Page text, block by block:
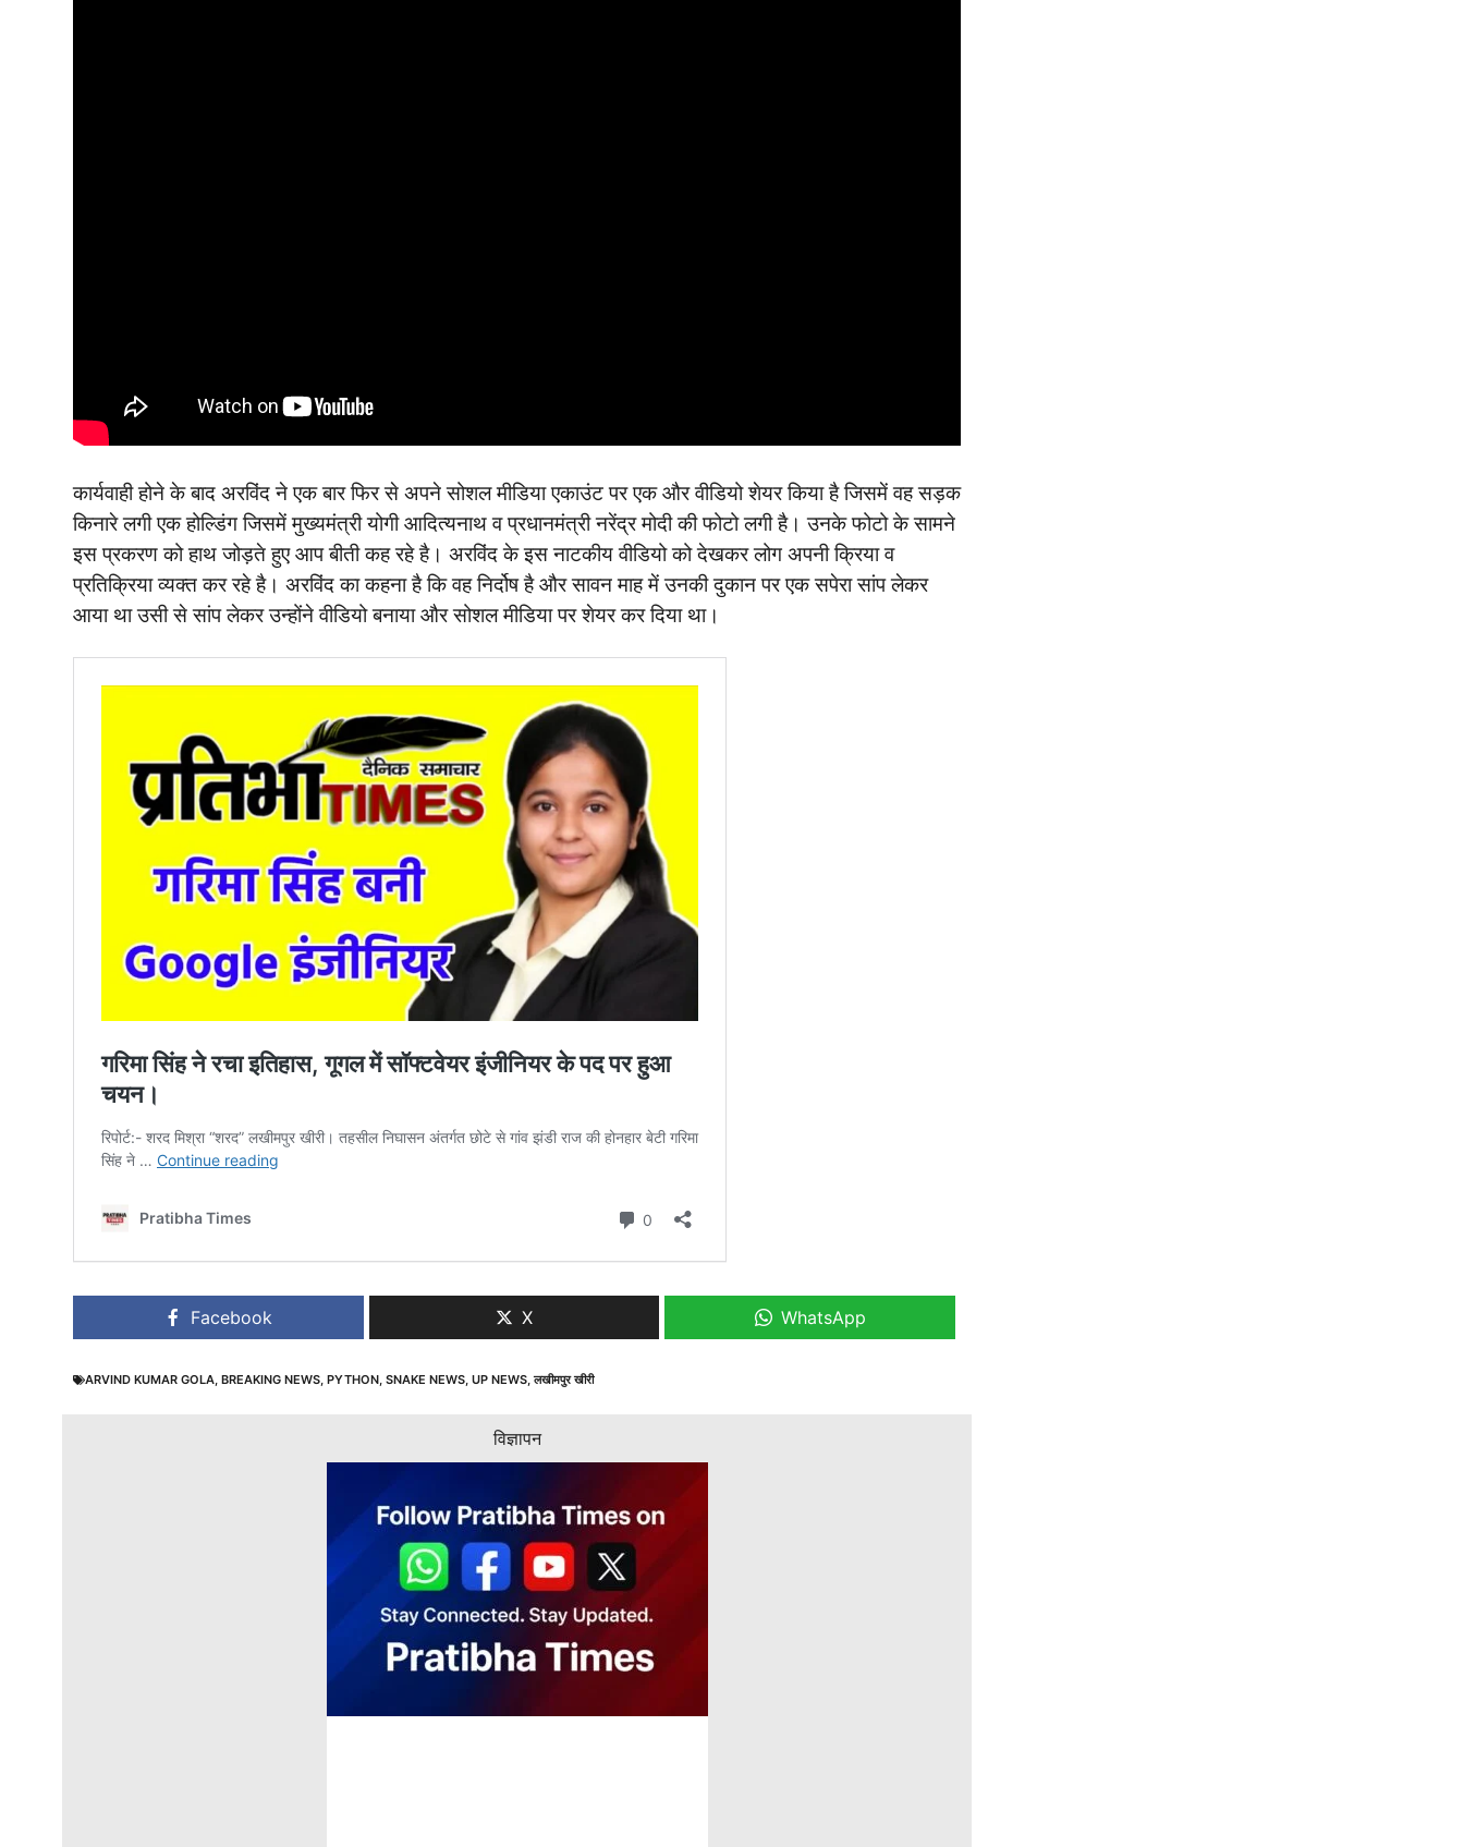
कार्यवाही होने के बाद अरविंद ने एक बार फिर से अपने सोशल मीडिया एकाउंट पर एक और वीडियो शेयर किया है जिसमें वह सड़क
किनारे लगी एक होल्डिंग जिसमें मुख्यमंत्री योगी आदित्यनाथ व प्रधानमंत्री नरेंद्र मोदी की फोटो लगी है। उनके फोटो के सामने
इस प्रकरण को हाथ जोड़ते हुए आप बीती कह रहे है। अरविंद के इस नाटकीय वीडियो को देखकर लोग अपनी क्रिया व
प्रतिक्रिया व्यक्त कर रहे है। अरविंद का कहना है कि वह निर्दोष है और सावन माह में उनकी दुकान पर एक सपेरा सांप लेकर
आया था उसी से सांप लेकर उन्होंने वीडियो बनाया और सोशल मीडिया पर शेयर कर दिया था।
Facebook X WhatsApp
ARVIND KUMAR GOLA, BREAKING NEWS, PYTHON, SNAKE NEWS, UP NEWS,लखीमपुर खीरी
विज्ञापन